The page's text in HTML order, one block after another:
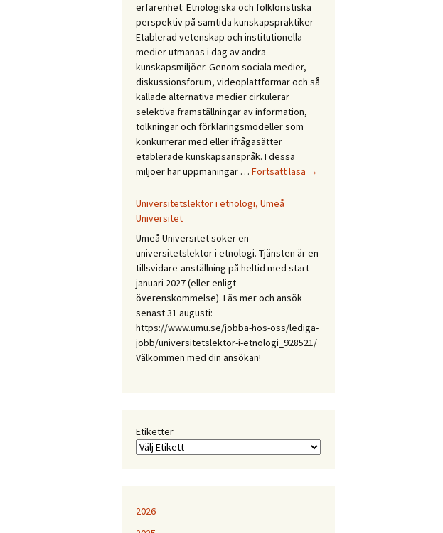
erfarenhet: Etnologiska och folkloristiska
perspektiv på samtida kunskapspraktiker
Etablerad vetenskap och institutionella
medier utmanas i dag av andra
kunskapsmiljöer. Genom sociala medier,
diskussionsforum, videoplattformar och så
kallade alternativa medier cirkulerar
selektiva framställningar av information,
tolkningar och förklaringsmodeller som
konkurrerar med eller ifrågasätter
etablerade kunskapsanspråk. I dessa
miljöer har uppmaningar … Fortsätt läsa CFA
erfarenhet:
Etnologiska
på
samtida
→
Universitetslektor i etnologi, Umeå
Universitet
Umeå Universitet söker en
universitetslektor i etnologi. Tjänsten är en
tillsvidare-anställning på heltid med start
januari 2027 (eller enligt
överenskommelse). Läs mer och ansök
senast 31 augusti:
https://www.umu.se/jobba-hos-oss/lediga-
jobb/universitetslektor-i-etnologi_928521/
Välkommen med din ansökan!
Etiketter
2026